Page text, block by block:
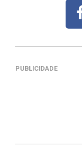
PUBLICIDADE